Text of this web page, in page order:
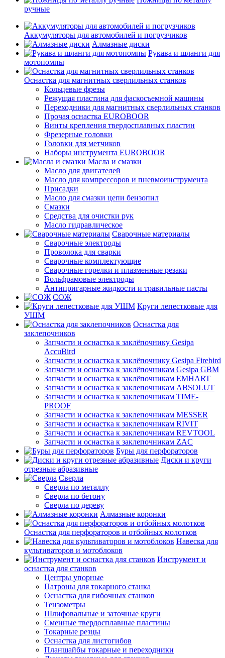
ручные
Аккумуляторы для автомобилей и погрузчиков
Алмазные диски
Рукава и шланги для
мотопомпы
Оснастка для магнитных сверлильных станков
Кольцевые фрезы
Режущая пластина для фаскосъемной машины
Переходники для магнитных сверлильных станков
Прочая оснастка EUROBOOR
Винты крепления твердосплавных пластин
Фрезерные головки
Головки для метчиков
Наборы инструмента EUROBOOR
Масла и смазки
Масло для двигателей
Масло для компрессоров и пневмоинструмента
Присадки
Масло для смазки цепи бензопил
Смазки
Средства для очистки рук
Масло гидравлическое
Сварочные материалы
Сварочные электроды
Проволока для сварки
Сварочные комплектующие
Сварочные горелки и плазменные резаки
Вольфрамовые электроды
Антипригарные жидкости и травильные пасты
СОЖ
Круги лепестковые для
УШМ
Оснастка для
заклепочников
Запчасти и оснастка к заклёпочнику Gesipa
AccuBird
Запчасти и оснастка к заклёпочнику Gesipa Firebird
Запчасти и оснастка к заклёпочникам Gesipa GBM
Запчасти и оснастка к заклёпочникам EMHART
Запчасти и оснастка к заклепочникам ABSOLUT
Запчасти и оснастка к заклепочникам TIME-
PROOF
Запчасти и оснастка к заклепочникам MESSER
Запчасти и оснастка к заклепочникам RIVIT
Запчасти и оснастка к заклепочникам REVTOOL
Запчасти и оснастка к заклепочникам ZAC
Буры для перфораторов
Диски и круги
отрезные абразивные
Сверла
Сверла по металлу
Сверла по бетону
Сверла по дереву
Алмазные коронки
Оснастка для перфораторов и отбойных молотков
Навеска для
культиваторов и мотоблоков
Инструмент и
оснастка для станков
Центры упорные
Патроны для токарного станка
Оснастка для гибочных станков
Тензометры
Шлифовальные и заточные круги
Сменные твердосплавные пластины
Токарные резцы
Оснастка для листогибов
Планшайбы токарные и переходники